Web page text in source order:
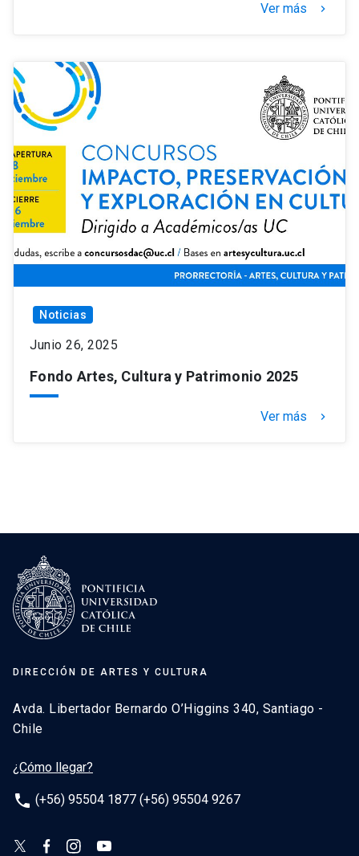
Ver más keyboard_arrow_right
Noticias
Junio 26, 2025
Fondo Artes, Cultura y Patrimonio 2025
Ver más keyboard_arrow_right
DIRECCIÓN DE ARTES Y CULTURA
Avda. Libertador Bernardo O’Higgins 340, Santiago -
Chile
¿Cómo llegar?
phone (+56) 95504 1877 (+56) 95504 9267